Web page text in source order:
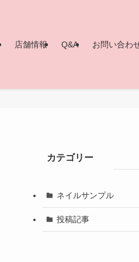
店舗情報 Q&A お問い合わ
カテゴリー
ネイルサンプル
投稿記事